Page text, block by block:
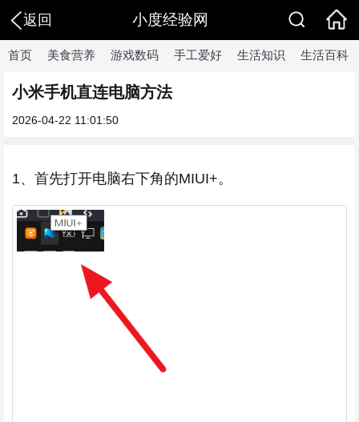
返回 小度经验网
首页 美食营养 游戏数码 手工爱好 生活知识 生活百科
小米手机直连电脑方法
2026-04-22 11:01:50
1、首先打开电脑右下角的MIUI+。